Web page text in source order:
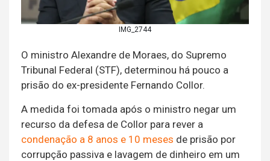
IMG_2744
O ministro Alexandre de Moraes, do Supremo
Tribunal Federal (STF), determinou há pouco a
prisão do ex-presidente Fernando Collor.
A medida foi tomada após o ministro negar um
recurso da defesa de Collor para rever a
condenação a 8 anos e 10 meses de prisão por
corrupção passiva e lavagem de dinheiro em um